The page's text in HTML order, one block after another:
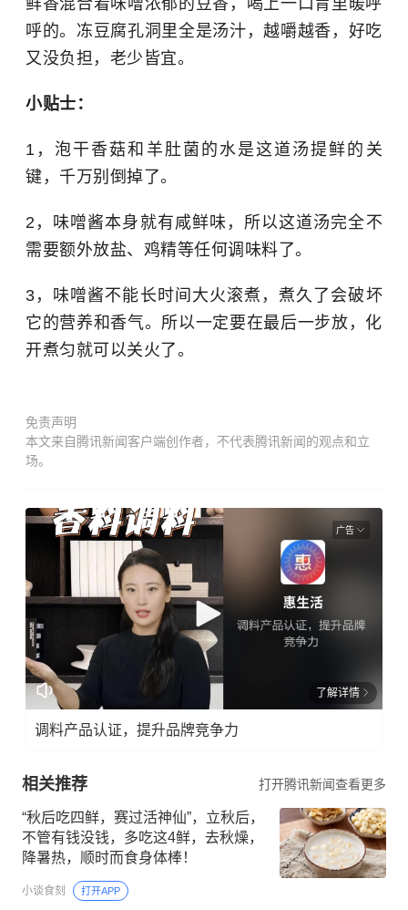
鲜香混合着味噌浓郁的豆香，喝上一口胃里暖呼
呼的。冻豆腐孔洞里全是汤汁，越嚼越香，好吃
又没负担，老少皆宜。
小贴士：
1，泡干香菇和羊肚菌的水是这道汤提鲜的关
键，千万别倒掉了。
2，味噌酱本身就有咸鲜味，所以这道汤完全不
需要额外放盐、鸡精等任何调味料了。
3，味噌酱不能长时间大火滚煮，煮久了会破坏
它的营养和香气。所以一定要在最后一步放，化
开煮匀就可以关火了。
免责声明
本文来自腾讯新闻客户端创作者，不代表腾讯新闻的观点和立
场。
广告
了解详情
调料产品认证，提升品牌竞争力
相关推荐 打开腾讯新闻查看更多
“秋后吃四鲜，赛过活神仙”，立秋后，
不管有钱没钱，多吃这4鲜，去秋燥，
降暑热，顺时而食身体棒！
小谈食刻 打开APP